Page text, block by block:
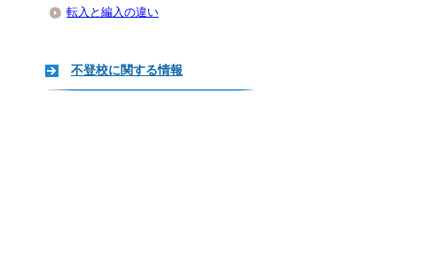
転入と編入の違い
不登校に関する情報